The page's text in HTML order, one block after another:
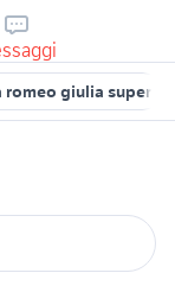
romeo giulia super